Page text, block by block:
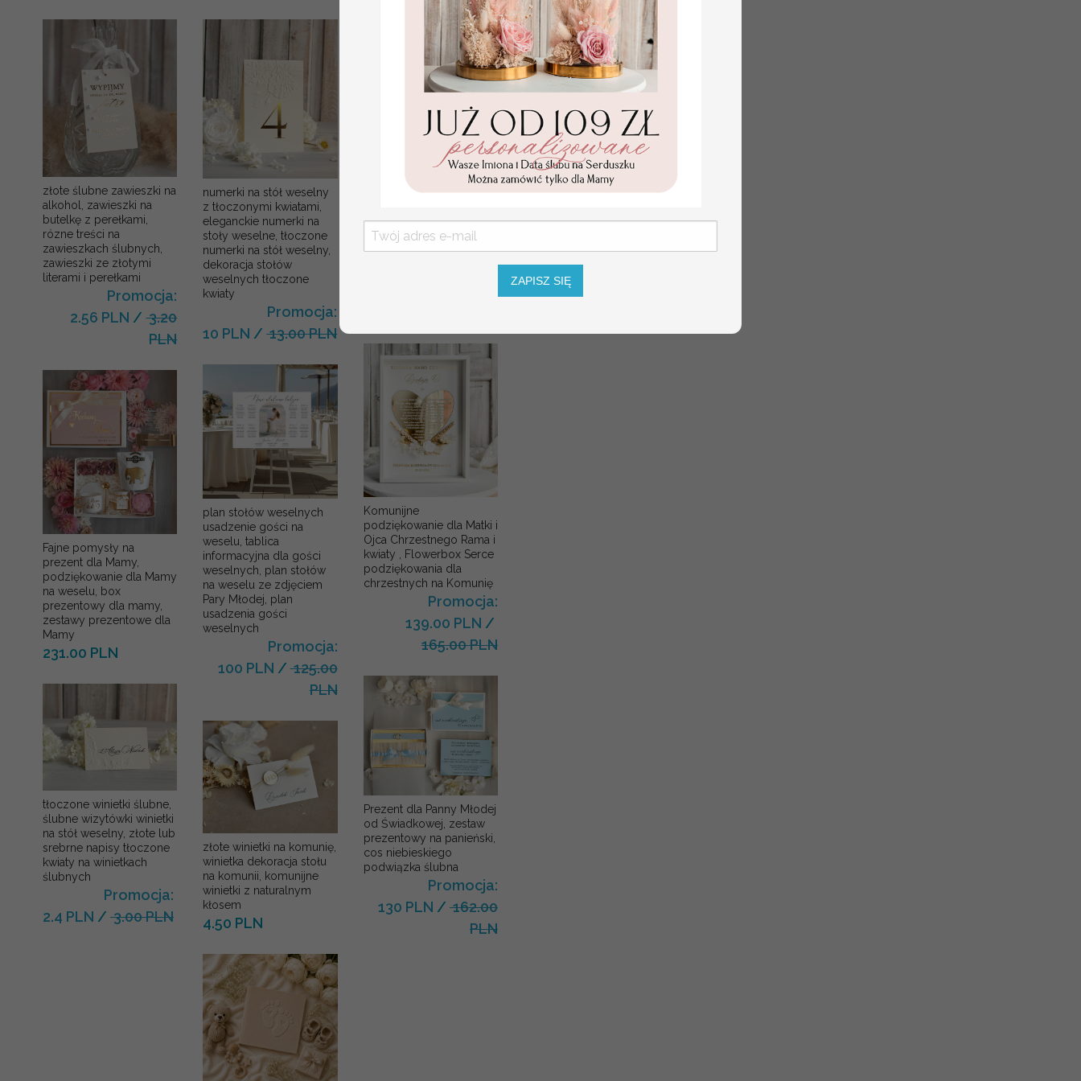
złote ślubne zawieszki na
alkohol, zawieszki na
butelkę z perełkami,
rózne treści na
zawieszkach ślubnych,
zawieszki ze złotymi
literami i perełkami
Promocja:
2.56 PLN /3.20
PLN
Fajne pomysły na
prezent dla Mamy,
podziękowanie dla Mamy
na weselu, box
prezentowy dla mamy,
zestawy prezentowe dla
Mamy
231.00 PLN
tłoczone winietki ślubne,
ślubne wizytówki winietki
na stół weselny, złote lub
srebrne napisy tłoczone
kwiaty na winietkach
ślubnych
Promocja:
2.4 PLN / 3.00 PLN
numerki na stół weselny
z tłoczonymi kwiatami,
eleganckie numerki na
stoły weselne, tłoczone
numerki na stół weselny,
dekoracja stołów
weselnych tłoczone
kwiaty
Promocja:
10 PLN /13.00 PLN
plan stołów weselnych
usadzenie gości na
weselu, tablica
informacyjna dla gości
weselnych, plan stołów
na weselu ze zdjęciem
Pary Młodej, plan
usadzenia gości
weselnych
Promocja:
100 PLN /125.00
PLN
złote winietki na komunię,
winietka dekoracja stołu
na komunii, komunijne
winietki z naturalnym
kłosem
4.50 PLN
Statuetka pamiątka
Pierwszej Komunii w
personalizowana
Pamiątka Komunijna
opakowanie na pieniądze
Komunijne
podziękowanie dla Matki i
Ojca Chrzestnego Rama i
kwiaty , Flowerbox Serce
podziękowania dla
chrzestnych na Komunię
Promocja:
139.00 PLN /
165.00 PLN
Prezent dla Panny Młodej
od Świadkowej, zestaw
prezentowy na panieński,
cos niebieskiego
podwiązka ślubna
Promocja:
130 PLN / 162.00
PLN
ZAPISZ SIĘ